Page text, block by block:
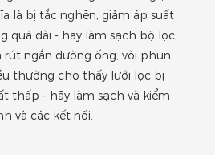
là bị tắc nghẽn, giảm áp suất
quá dài - hãy làm sạch bộ lọc,
rút ngắn đường ống; vòi phun
thường cho thấy lưới lọc bị
thấp - hãy làm sạch và kiểm
và các kết nối.